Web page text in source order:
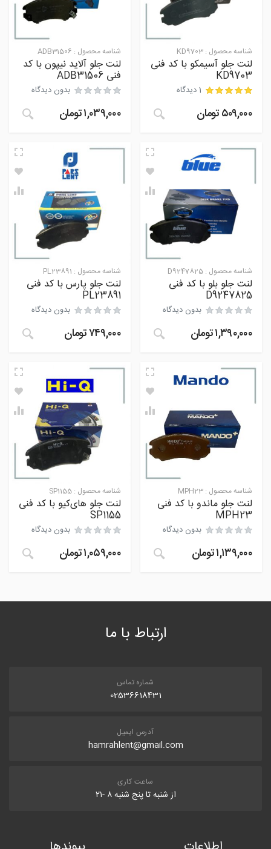
شناسه محصول : KD9703
لنت جلو آسیمکو با کد فنی
KD9703
مشتری
1 دیدگاه
۵۰۹,۰۰۰تومان
شناسه محصول : ADB31506
لنت جلو آلاید نیپون با کد
فنی ADB31506
بدون دیدگاه
۱,۰۳۹,۰۰۰تومان
شناسه محصول : D9247825
لنت جلو بلو با کد فنی
D9247825
بدون دیدگاه
۱,۳۹۰,۰۰۰تومان
شناسه محصول : PL23891
لنت جلو پارس با کد فنی
PL23891
بدون دیدگاه
۷۴۹,۰۰۰تومان
شناسه محصول : MPH23
لنت جلو ماندو با کد فنی
MPH23
بدون دیدگاه
۱,۱۳۹,۰۰۰تومان
شناسه محصول : SP1155
لنت جلو های‌کیو با کد فنی
SP1155
بدون دیدگاه
۱,۰۵۹,۰۰۰تومان
ارتباط با ما
شماره تماس
02536618431
آدرس ایمیل
hamrahlent@gmail.com
ساعت کاری
از شنبه تا پنج شنبه ۸ -۲۱